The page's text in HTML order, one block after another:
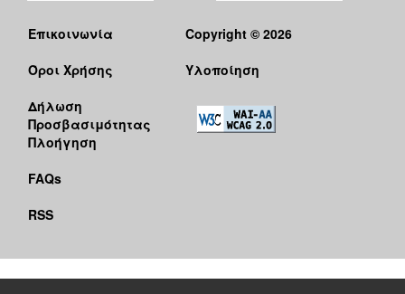
Επικοινωνία
Όροι Χρήσης
Δήλωση
Προσβασιμότητας
Πλοήγηση
FAQs
RSS
Copyright © 2026
Υλοποίηση